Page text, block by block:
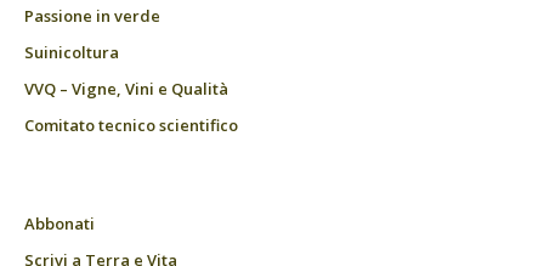
Passione in verde
Suinicoltura
VVQ – Vigne, Vini e Qualità
Comitato tecnico scientifico
Abbonati
Scrivi a Terra e Vita